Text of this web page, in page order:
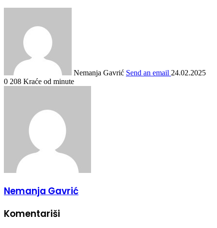
Nemanja Gavrić Send an email 24.02.2025
0 208 Kraće od minute
Nemanja Gavrić
Komentariši